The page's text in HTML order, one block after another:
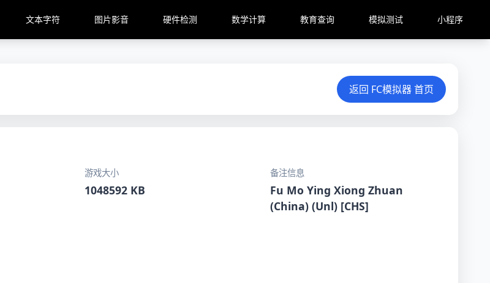
文本字符 图片影音 硬件检测 数学计算 教育查询 模拟测试 小程序
返回 FC模拟器 首页
游戏大小
1048592 KB
备注信息
Fu Mo Ying Xiong Zhuan
(China) (Unl) [CHS]